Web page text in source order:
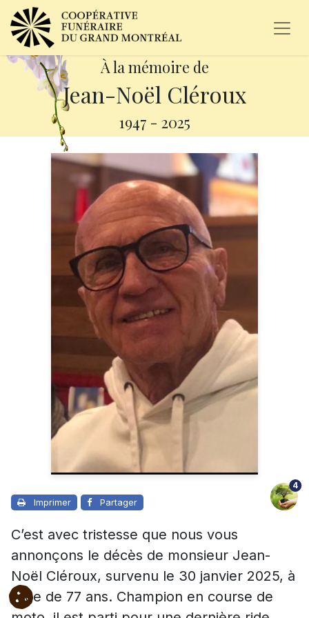
À la mémoire de
Jean-Noël Cléroux
1947 - 2025
Imprimer Partager
4
C’est avec tristesse que nous vous
annonçons le décès de monsieur Jean-
Noël Cléroux, survenu le 30 janvier 2025, à
l’âge de 77 ans. Champion en course de